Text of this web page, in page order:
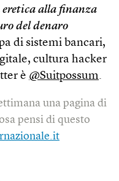
eretica alla finanza
del denaro
di sistemi bancari,
cultura hacker
è @Suitpossum.
una pagina di
pensi di questo